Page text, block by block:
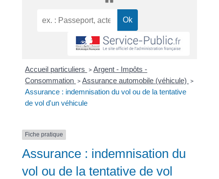
Accueil particuliers >Argent - Impôts -
Consommation >Assurance automobile (véhicule) >
Assurance : indemnisation du vol ou de la tentative
de vol d'un véhicule
Fiche pratique
Assurance : indemnisation du
vol ou de la tentative de vol